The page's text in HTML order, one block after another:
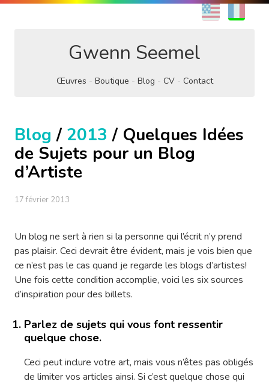
EN
Gwenn Seemel
Œuvres Boutique Blog CV Contact
Blog / 2013 / Quelques Idées
de Sujets pour un Blog
d’Artiste
17 février 2013
Un blog ne sert à rien si la personne qui l’écrit n’y prend
pas plaisir. Ceci devrait être évident, mais je vois bien que
ce n’est pas le cas quand je regarde les blogs d’artistes!
Une fois cette condition accomplie, voici les six sources
d’inspiration pour des billets.
Parlez de sujets qui vous font ressentir
quelque chose.
Ceci peut inclure votre art, mais vous n’êtes pas obligés
de limiter vos articles ainsi. Si c’est quelque chose qui